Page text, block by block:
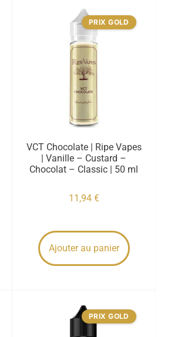
PRIX GOLD
VCT Chocolate | Ripe Vapes
| Vanille – Custard –
Chocolat – Classic | 50 ml
11,94 €
Ajouter au panier
PRIX GOLD